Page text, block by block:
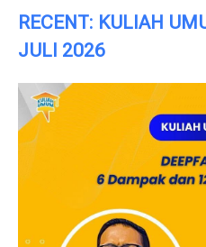
RECENT: KULIAH
JULI 2026